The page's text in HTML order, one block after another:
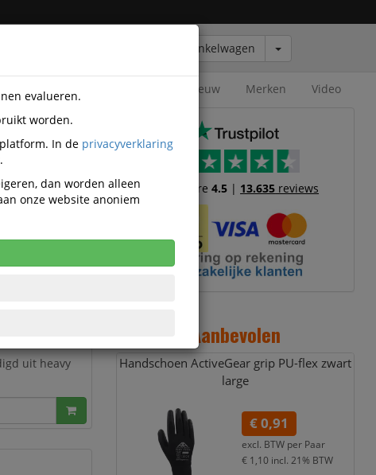
Winkelwagen
Nieuw Merken Video
met een
en 26 sec.
uit heavy
Trustscore4.5 | 13.635 reviews
Aanbevolen
Handschoen ActiveGear grip PU-flex zwart
large
€ 0,91
excl. BTW per Paar
€ 1,10 incl. 21% BTW
evalueren.
worden.
In de privacyverklaring
dan worden alleen
onze website anoniem